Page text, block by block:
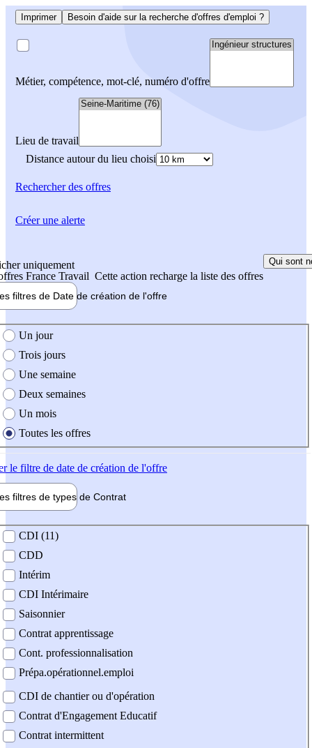
Imprimer Besoin d'aide sur la recherche d'offres d'emploi ?
Métier, compétence, mot-clé, numéro d'offre
Lieu de travail
Distance autour du lieu choisi
Rechercherdes offres
uniquement
France Travail Cette action recharge la liste des offres
Qui sont
filtres de Date de création de l'offre
création de l'offre
Un jour
Trois jours
Une semaine
Deux semaines
Un mois
Toutes les offres
le filtre de date de création de l'offre
filtres de types de Contrat
contrat
CDI (11)
CDD
Intérim
CDI Intérimaire
Saisonnier
Contrat apprentissage
Cont. professionnalisation
Prépa.opérationnel.emploi
CDI de chantier ou d'opération
Contrat d'Engagement Educatif
Contrat intermittent
Créer une alerte